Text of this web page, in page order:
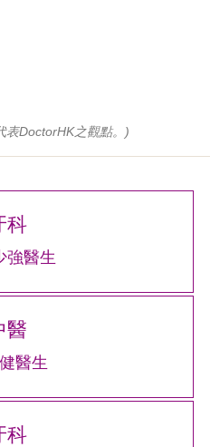
表DoctorHK之觀點。)
科
強醫生
醫
醫生
科